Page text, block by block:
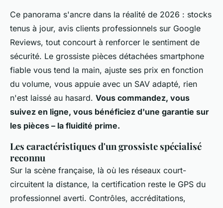
Ce panorama s'ancre dans la réalité de 2026 : stocks
tenus à jour, avis clients professionnels sur Google
Reviews, tout concourt à renforcer le sentiment de
sécurité. Le grossiste pièces détachées smartphone
fiable vous tend la main, ajuste ses prix en fonction
du volume, vous appuie avec un SAV adapté, rien
n'est laissé au hasard. Vous commandez, vous
suivez en ligne, vous bénéficiez d'une garantie sur
les pièces – la fluidité prime.
Les caractéristiques d'un grossiste spécialisé
reconnu
Sur la scène française, là où les réseaux court-
circuitent la distance, la certification reste le GPS du
professionnel averti. Contrôles, accréditations,